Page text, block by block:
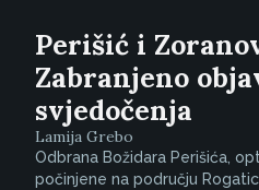
Perišić i
Zabranjeno
svjedočenja
Lamija Grebo
Odbrana Božidara Perišića,
počinjene na području